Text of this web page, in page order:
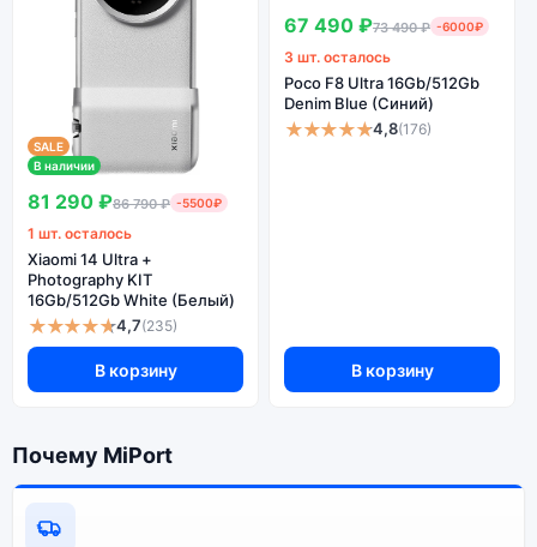
SALE
В наличии
81 290 ₽86 790 ₽ -5500₽
1 шт. осталось
Xiaomi 14 Ultra +
Photography KIT
16Gb/512Gb White (Белый)
★★★★★4,7(235)
В корзину
67 490 ₽73 490 ₽ -6000₽
3 шт. осталось
Poco F8 Ultra 16Gb/512Gb
Denim Blue (Синий)
★★★★★4,8(176)
В корзину
Почему MiPort